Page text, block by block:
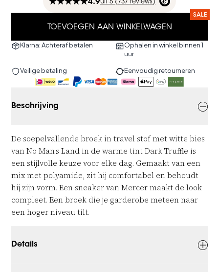
4.9uit 5 ( 737 reviews)
TOEVOEGEN AAN WINKELWAGEN
SALE
Klarna: Achteraf betalen
Ophalen in winkel binnen 1
uur
Veilige betaling Eenvoudig retourneren
Beschrijving
De soepelvallende broek in travel stof met witte bies
van No Man's Land in de warme tint Dark Truffle is
een stijlvolle keuze voor elke dag. Gemaakt van een
mix met polyamide, zit hij comfortabel en behoudt
hij zijn vorm. Een sneaker van Mercer maakt de look
compleet. Een broek die je garderobe meteen naar
een hoger niveau tilt.
Details